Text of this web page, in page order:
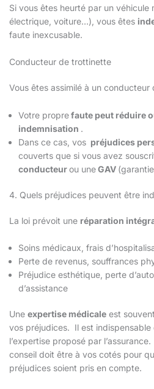
Si vous êtes heurté par un
électrique, voiture…), vous êtes
faute inexcusable.
Conducteur de trottinette
Vous êtes assimilé à un conducteur
Votre proprefaute peut réduire
indemnisation .
Dans ce cas, vos préjudices
couverts que si vous avez
conducteurou uneGAV
4. Quels préjudices peuvent être
La loi prévoit une réparation
Soins médicaux, frais
Perte de revenus, souffrances
Préjudice esthétique, perte
d’assistance
Une expertise médicale est
vos préjudices. Il est indispensable
l’expertise proposé par
conseil doit être à vos cotés pour
préjudices soient pris en compte.